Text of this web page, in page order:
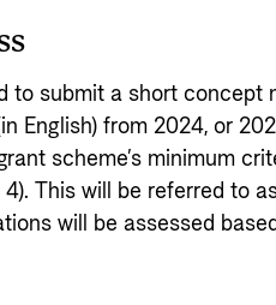
to submit a short concept
English) from 2024, or
scheme’s minimum
This will be referred to
will be assessed